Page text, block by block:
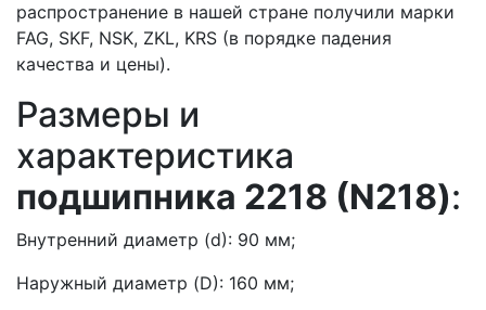
распространение в нашей стране получили марки
FAG, SKF, NSK, ZKL, KRS (в порядке падения
качества и цены).
Размеры и
характеристика
подшипника 2218 (N218):
Внутренний диаметр (d): 90 мм;
Наружный диаметр (D): 160 мм;